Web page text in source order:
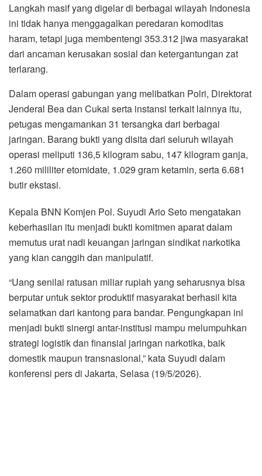
Langkah masif yang digelar di berbagai wilayah Indonesia
ini tidak hanya menggagalkan peredaran komoditas
haram, tetapi juga membentengi 353.312 jiwa masyarakat
dari ancaman kerusakan sosial dan ketergantungan zat
terlarang.
Dalam operasi gabungan yang melibatkan Polri, Direktorat
Jenderal Bea dan Cukai serta instansi terkait lainnya itu,
petugas mengamankan 31 tersangka dari berbagai
jaringan. Barang bukti yang disita dari seluruh wilayah
operasi meliputi 136,5 kilogram sabu, 147 kilogram ganja,
1.260 mililiter etomidate, 1.029 gram ketamin, serta 6.681
butir ekstasi.
Kepala BNN Komjen Pol. Suyudi Ario Seto mengatakan
keberhasilan itu menjadi bukti komitmen aparat dalam
memutus urat nadi keuangan jaringan sindikat narkotika
yang kian canggih dan manipulatif.
“Uang senilai ratusan miliar rupiah yang seharusnya bisa
berputar untuk sektor produktif masyarakat berhasil kita
selamatkan dari kantong para bandar. Pengungkapan ini
menjadi bukti sinergi antar-institusi mampu melumpuhkan
strategi logistik dan finansial jaringan narkotika, baik
domestik maupun transnasional,” kata Suyudi dalam
konferensi pers di Jakarta, Selasa (19/5/2026).